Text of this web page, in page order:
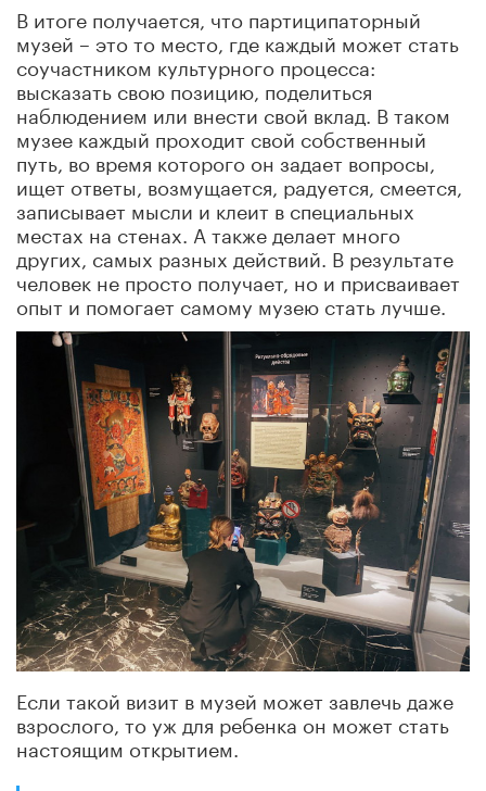
В итоге получается, что партиципаторный
музей – это то место, где каждый может стать
соучастником культурного процесса:
высказать свою позицию, поделиться
наблюдением или внести свой вклад. В таком
музее каждый проходит свой собственный
путь, во время которого он задает вопросы,
ищет ответы, возмущается, радуется, смеется,
записывает мысли и клеит в специальных
местах на стенах. А также делает много
других, самых разных действий. В результате
человек не просто получает, но и присваивает
опыт и помогает самому музею стать лучше.
Если такой визит в музей может завлечь даже
взрослого, то уж для ребенка он может стать
настоящим открытием.